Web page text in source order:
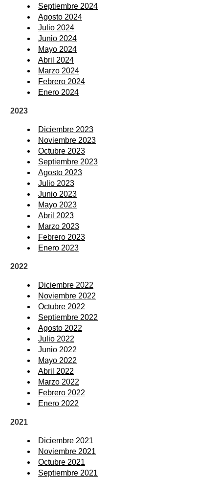
Septiembre 2024
Agosto 2024
Julio 2024
Junio 2024
Mayo 2024
Abril 2024
Marzo 2024
Febrero 2024
Enero 2024
2023
Diciembre 2023
Noviembre 2023
Octubre 2023
Septiembre 2023
Agosto 2023
Julio 2023
Junio 2023
Mayo 2023
Abril 2023
Marzo 2023
Febrero 2023
Enero 2023
2022
Diciembre 2022
Noviembre 2022
Octubre 2022
Septiembre 2022
Agosto 2022
Julio 2022
Junio 2022
Mayo 2022
Abril 2022
Marzo 2022
Febrero 2022
Enero 2022
2021
Diciembre 2021
Noviembre 2021
Octubre 2021
Septiembre 2021